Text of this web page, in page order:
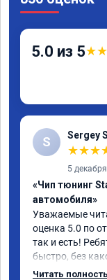
5.0 из 5★★
S Sergey
★★★
5
«Чип тюнинг
автомобиля»
Уважаемые
оценка 5.0 по
так и есть!
быстро, без
дело от и до!
Читать